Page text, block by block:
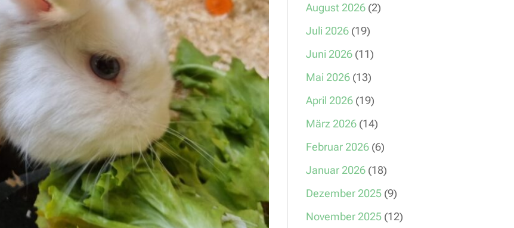
August 2026(2)
Juli 2026(19)
Juni 2026(11)
Mai 2026(13)
April 2026(19)
März 2026(14)
Februar 2026(6)
Januar 2026(18)
Dezember 2025(9)
November 2025(12)